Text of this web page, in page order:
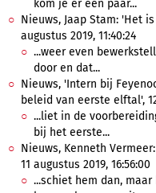
kom je er een paar...
Nieuws, Jaap Stam: 'Het
augustus 2019, 11:40:24
...weer even
door en dat...
Nieuws, 'Intern bij
beleid van eerste elftal',
...liet in de
bij het eerste...
Nieuws, Kenneth
11 augustus 2019, 16:56:00
...schiet hem dan,